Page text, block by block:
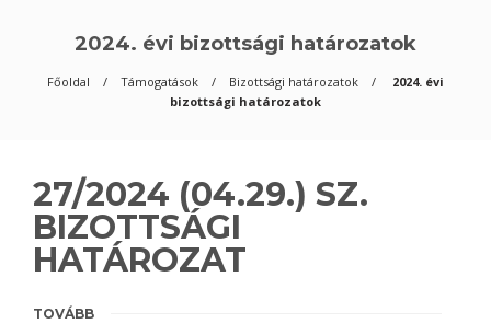
2024. évi bizottsági határozatok
Főoldal Támogatások Bizottsági határozatok
2024. évi
bizottsági határozatok
27/2024 (04.29.) SZ.
BIZOTTSÁGI
HATÁROZAT
TOVÁBB